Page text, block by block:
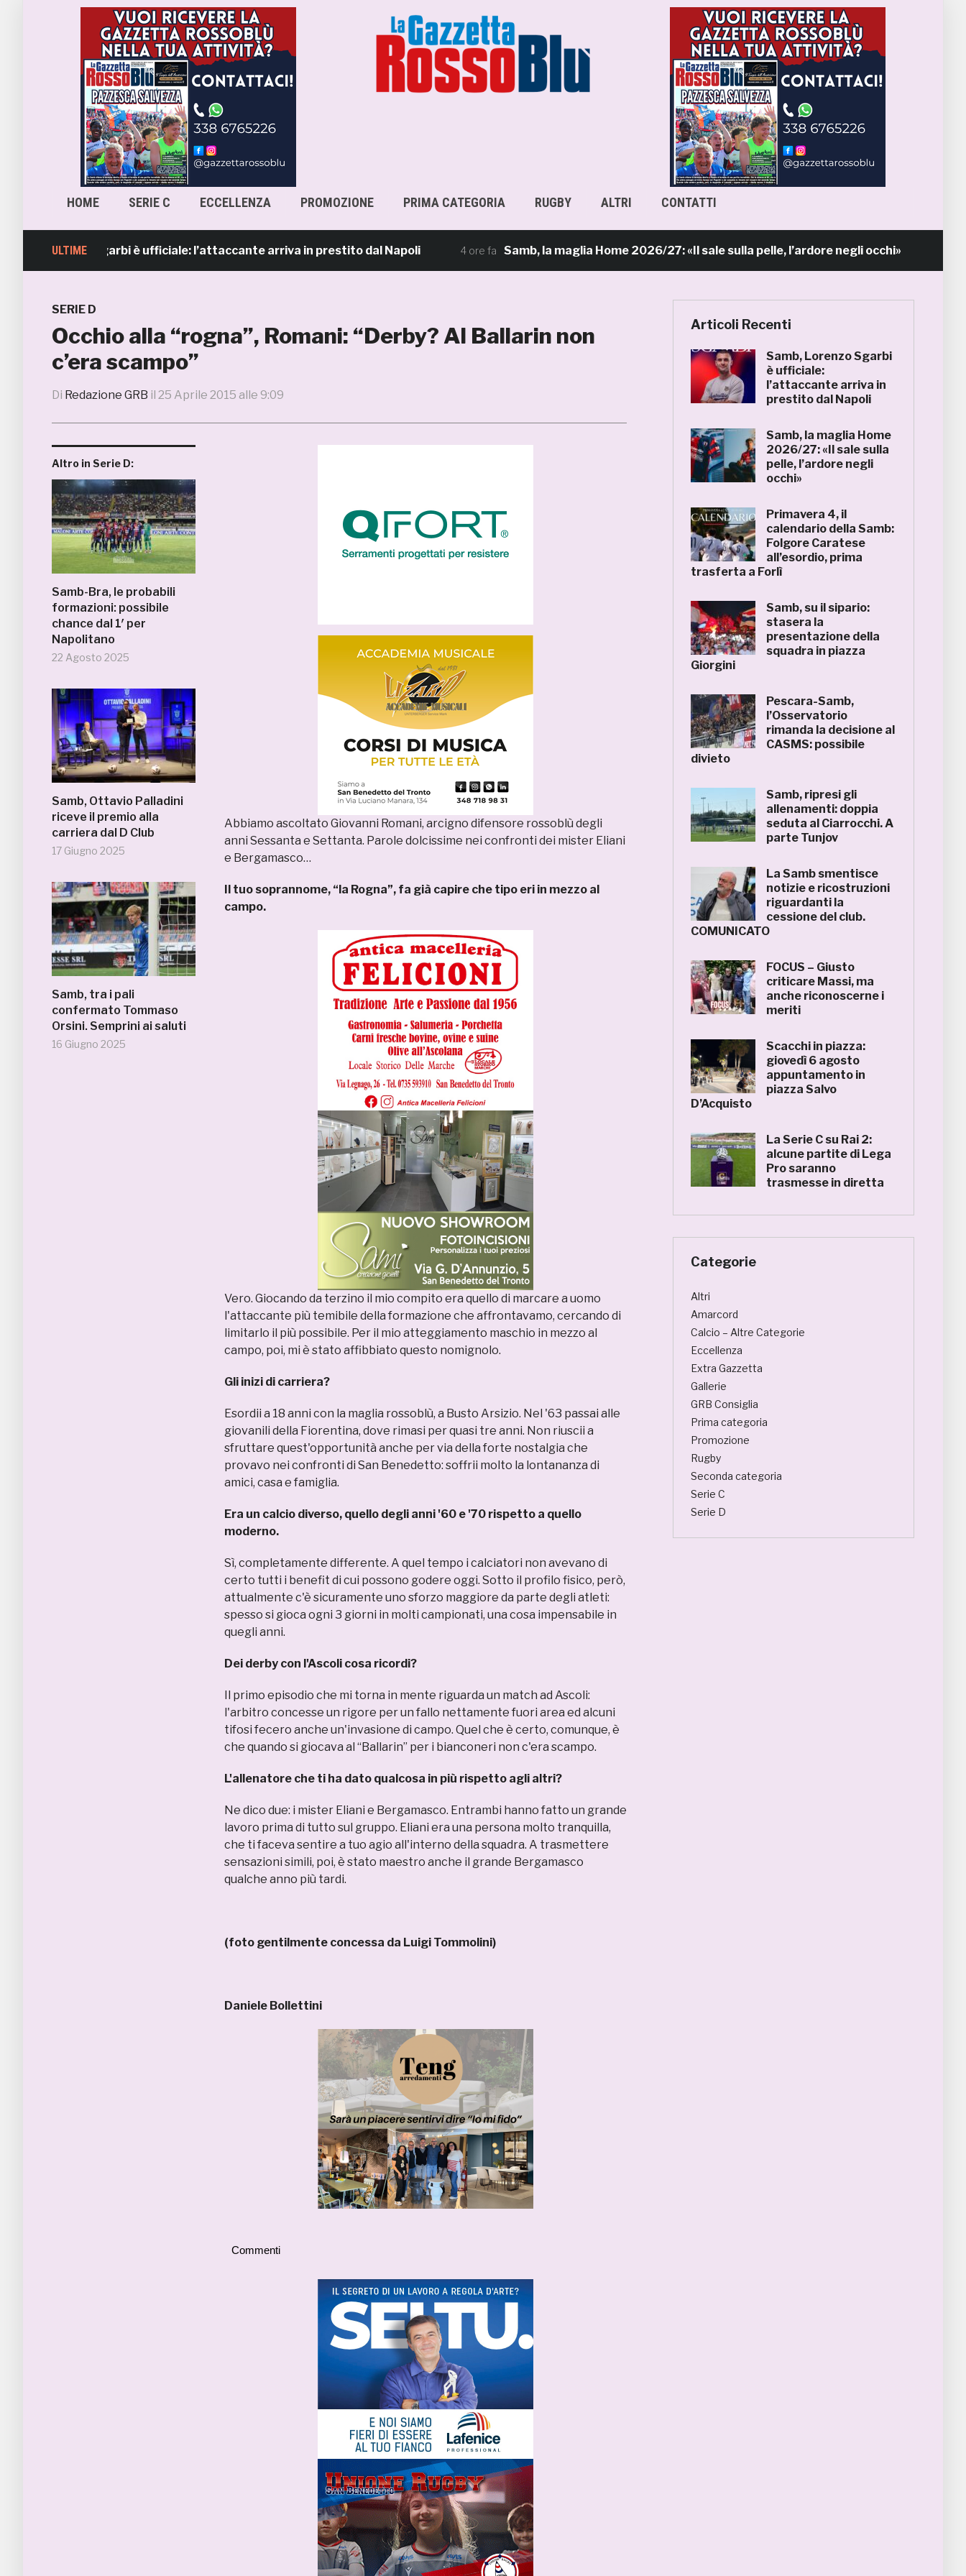
HOME SERIE C ECCELLENZA PROMOZIONE PRIMA CATEGORIA RUGBY ALTRI CONTATTI
ULTIME
Lorenzo Sgarbi è ufficiale: l’attaccante arriva in prestito dal Napoli 4 ore fa Samb, la maglia Home 2026/27: «Il sale sulla pelle, l’ardore negli occhi»
SERIE D
Occhio alla “rogna”, Romani: “Derby? Al Ballarin non
c’era scampo”
Di Redazione GRB il 25 Aprile 2015 alle 9:09
Altro in Serie D:
Samb-Bra, le probabili
formazioni: possibile
chance dal 1′ per
Napolitano
22 Agosto 2025
Samb, Ottavio Palladini
riceve il premio alla
carriera dal D Club
17 Giugno 2025
Samb, tra i pali
confermato Tommaso
Orsini. Semprini ai saluti
16 Giugno 2025
Abbiamo ascoltato Giovanni Romani, arcigno difensore rossoblù degli
anni Sessanta e Settanta. Parole dolcissime nei confronti dei mister Eliani
e Bergamasco…
Il tuo soprannome, “la Rogna”, fa già capire che tipo eri in mezzo al
campo.
Vero. Giocando da terzino il mio compito era quello di marcare a uomo
l'attaccante più temibile della formazione che affrontavamo, cercando di
limitarlo il più possibile. Per il mio atteggiamento maschio in mezzo al
campo, poi, mi è stato affibbiato questo nomignolo.
Gli inizi di carriera?
Esordii a 18 anni con la maglia rossoblù, a Busto Arsizio. Nel '63 passai alle
giovanili della Fiorentina, dove rimasi per quasi tre anni. Non riuscii a
sfruttare quest'opportunità anche per via della forte nostalgia che
provavo nei confronti di San Benedetto: soffrii molto la lontananza di
amici, casa e famiglia.
Era un calcio diverso, quello degli anni '60 e '70 rispetto a quello
moderno.
Sì, completamente differente. A quel tempo i calciatori non avevano di
certo tutti i benefit di cui possono godere oggi. Sotto il profilo fisico, però,
attualmente c'è sicuramente uno sforzo maggiore da parte degli atleti:
spesso si gioca ogni 3 giorni in molti campionati, una cosa impensabile in
quegli anni.
Dei derby con l'Ascoli cosa ricordi?
Il primo episodio che mi torna in mente riguarda un match ad Ascoli:
l'arbitro concesse un rigore per un fallo nettamente fuori area ed alcuni
tifosi fecero anche un'invasione di campo. Quel che è certo, comunque, è
che quando si giocava al “Ballarin” per i bianconeri non c'era scampo.
L'allenatore che ti ha dato qualcosa in più rispetto agli altri?
Ne dico due: i mister Eliani e Bergamasco. Entrambi hanno fatto un grande
lavoro prima di tutto sul gruppo. Eliani era una persona molto tranquilla,
che ti faceva sentire a tuo agio all'interno della squadra. A trasmettere
sensazioni simili, poi, è stato maestro anche il grande Bergamasco
qualche anno più tardi.
(foto gentilmente concessa da Luigi Tommolini)
Daniele Bollettini
Commenti
Articoli Recenti
Samb, Lorenzo Sgarbi
è ufficiale:
l’attaccante arriva in
prestito dal Napoli
Samb, la maglia Home
2026/27: «Il sale sulla
pelle, l’ardore negli
occhi»
Primavera 4, il
calendario della Samb:
Folgore Caratese
all’esordio, prima
trasferta a Forlì
Samb, su il sipario:
stasera la
presentazione della
squadra in piazza
Giorgini
Pescara-Samb,
l’Osservatorio
rimanda la decisione al
CASMS: possibile
divieto
Samb, ripresi gli
allenamenti: doppia
seduta al Ciarrocchi. A
parte Tunjov
La Samb smentisce
notizie e ricostruzioni
riguardanti la
cessione del club.
COMUNICATO
FOCUS – Giusto
criticare Massi, ma
anche riconoscerne i
meriti
Scacchi in piazza:
giovedì 6 agosto
appuntamento in
piazza Salvo
D’Acquisto
La Serie C su Rai 2:
alcune partite di Lega
Pro saranno
trasmesse in diretta
Categorie
Altri
Amarcord
Calcio – Altre Categorie
Eccellenza
Extra Gazzetta
Gallerie
GRB Consiglia
Prima categoria
Promozione
Rugby
Seconda categoria
Serie C
Serie D